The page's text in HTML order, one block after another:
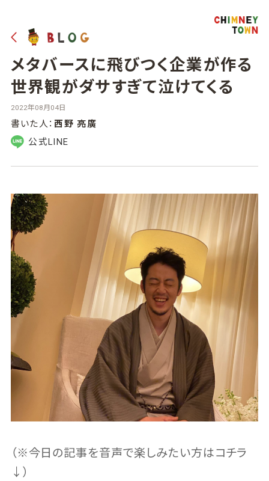
メタバースに飛びつく企業が作る
世界観がダサすぎて泣けてくる
2022年08月04日
書いた人： 西野 亮廣
公式LINE
（※今日の記事を音声で楽しみたい方はコチラ
↓）